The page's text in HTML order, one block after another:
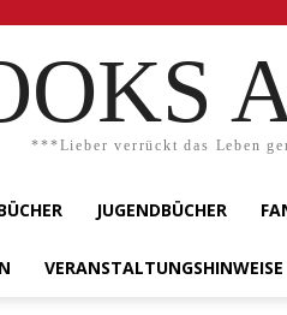
***Lieber verrückt das Leben
JUGENDBÜCHER
VERANSTALTUNGSHINWEISE